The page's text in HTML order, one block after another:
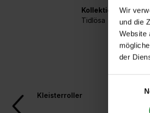
Wir
und die
Website
der
Kollektionen mit
Tidlösa
Produktgalerie überspringen
Kleisterroller